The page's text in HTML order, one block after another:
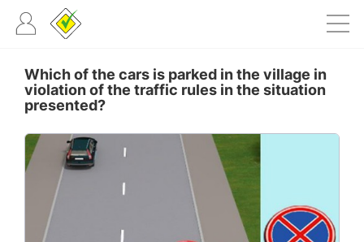
Which of the cars is parked in the village in
violation of the traffic rules in the situation
presented?